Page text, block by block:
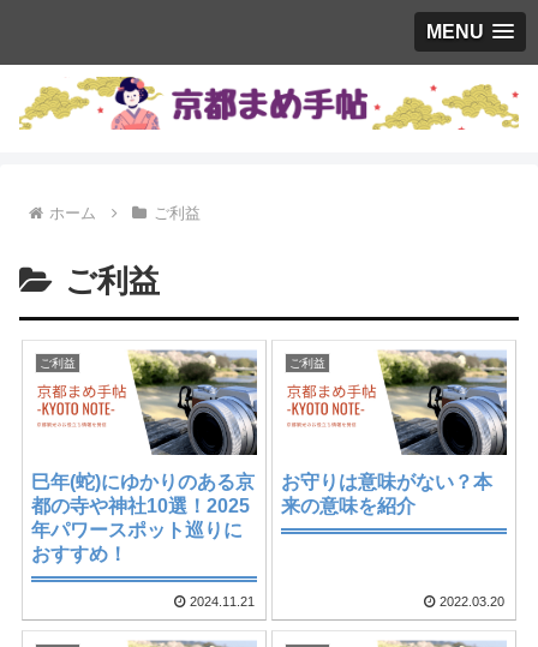
MENU
ホーム ご利益
ご利益
ご利益
巳年(蛇)にゆかりのある京
都の寺や神社10選！2025
年パワースポット巡りに
おすすめ！
2024.11.21
ご利益
お守りは意味がない？本
来の意味を紹介
2022.03.20